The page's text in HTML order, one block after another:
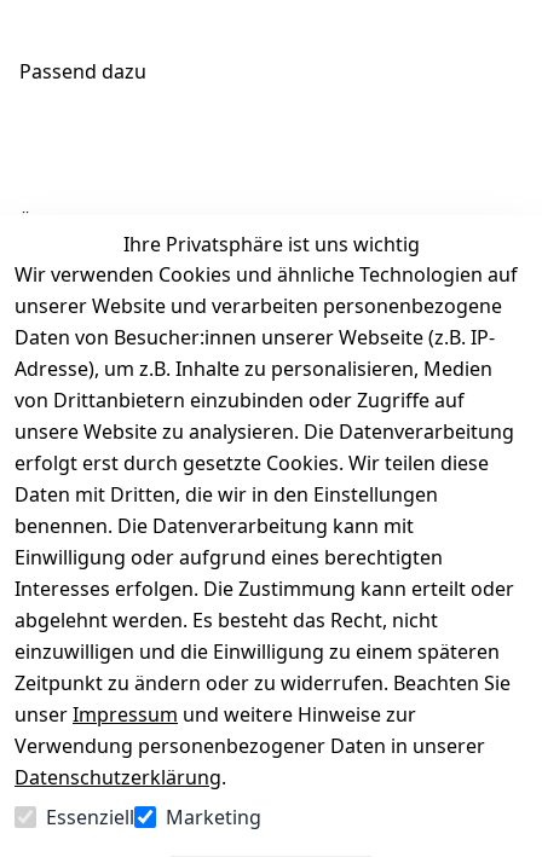
Passend dazu
Ähnliche Produkte
Ihre Privatsphäre ist uns wichtig
Wir verwenden Cookies und ähnliche Technologien auf
unserer Website und verarbeiten personenbezogene
Daten von Besucher:innen unserer Webseite (z.B. IP-
Adresse), um z.B. Inhalte zu personalisieren, Medien
von Drittanbietern einzubinden oder Zugriffe auf
unsere Website zu analysieren. Die Datenverarbeitung
erfolgt erst durch gesetzte Cookies. Wir teilen diese
Daten mit Dritten, die wir in den Einstellungen
benennen. Die Datenverarbeitung kann mit
Einwilligung oder aufgrund eines berechtigten
Interesses erfolgen. Die Zustimmung kann erteilt oder
abgelehnt werden. Es besteht das Recht, nicht
einzuwilligen und die Einwilligung zu einem späteren
Zeitpunkt zu ändern oder zu widerrufen. Beachten Sie
unserImpressum und weitere Hinweise zur
Verwendung personenbezogener Daten in unserer
Datenschutzerklärung.
Essenziell
Marketing
Rechtliches
AGB
Impressum
Datenschutze
rklärung
Barrierefreihe
itserklärung
Widerrufsrec
ht
Über uns
Kontakt
Registrieren
Kataloge zum
Download
Pflege &
Kundendienst
Kiefermöbel
Hilfe
Wir
versenden
mit
Zahle
bequem per
Vertrag
widerrufen